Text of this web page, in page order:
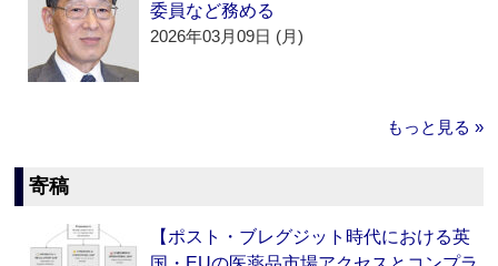
委員など務める
2026年03月09日 (月)
もっと見る »
寄稿
【ポスト・ブレグジット時代における英